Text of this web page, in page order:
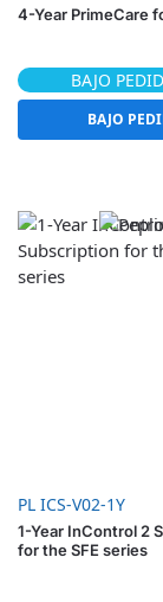
4-Year PrimeCare
BAJO
BAJO
PL ICS-V02-1Y
1-Year InControl 2
for the SFE series